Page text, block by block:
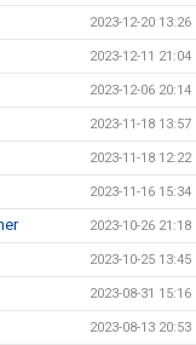
2023-12-20 13:26
2023-12-11 21:04
2023-12-06 20:14
2023-11-18 13:57
2023-11-18 12:22
2023-11-16 15:34
2023-10-26 21:18
2023-10-25 13:45
2023-08-31 15:16
2023-08-13 20:53